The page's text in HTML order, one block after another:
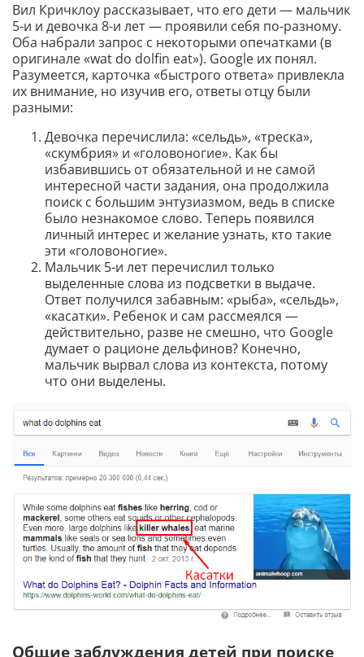
Вил Кричклоу рассказывает, что его дети — мальчик
5-и и девочка 8-и лет — проявили себя по-разному.
Оба набрали запрос с некоторыми опечатками (в
оригинале «wat do dolfin eat»). Google их понял.
Разумеется, карточка «быстрого ответа» привлекла
их внимание, но изучив его, ответы отцу были
разными:
Девочка перечислила: «сельдь», «треска»,
«скумбрия» и «головоногие». Как бы
избавившись от обязательной и не самой
интересной части задания, она продолжила
поиск с большим энтузиазмом, ведь в списке
было незнакомое слово. Теперь появился
личный интерес и желание узнать, кто такие
эти «головоногие».
Мальчик 5-и лет перечислил только
выделенные слова из подсветки в выдаче.
Ответ получился забавным: «рыба», «сельдь»,
«касатки». Ребенок и сам рассмеялся —
действительно, разве не смешно, что Google
думает о рационе дельфинов? Конечно,
мальчик вырвал слова из контекста, потому
что они выделены.
Общие заблуждения детей при поиске